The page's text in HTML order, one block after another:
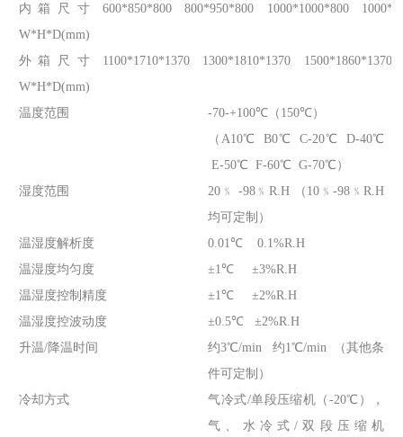
内箱尺寸
W*H*D(mm)
600*850*800 800*950*800 1000*1000*800
外箱尺寸
W*H*D(mm)
1100*1710*1370 1300*1810*1370 1500*1860*1370
温度范围
-70-+100℃（150℃）
（A10℃ B0℃ C-20℃ D-40℃
E-50℃ F-60℃ G-70℃）
湿度范围
20﹪ -98﹪R.H （10﹪-98﹪R.H
均可定制）
温湿度解析度
0.01℃ 0.1%R.H
温湿度均匀度
±1℃ ±3%R.H
温湿度控制精度
±1℃ ±2%R.H
温湿度控波动度
±0.5℃ ±2%R.H
升温/降温时间
约3℃/min 约1℃/min （其他条
件可定制）
冷却方式
气冷式/单段压缩机（-20℃），
气、水冷式/双段压缩机